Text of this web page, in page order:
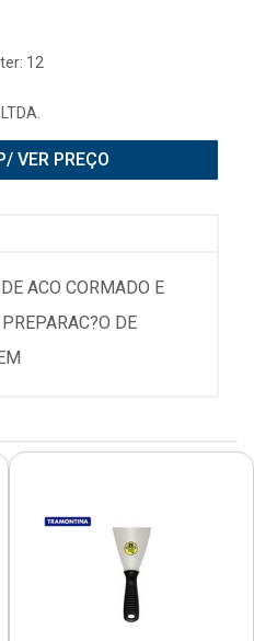
12
VER PREÇO
ACO CORMADO E
DE